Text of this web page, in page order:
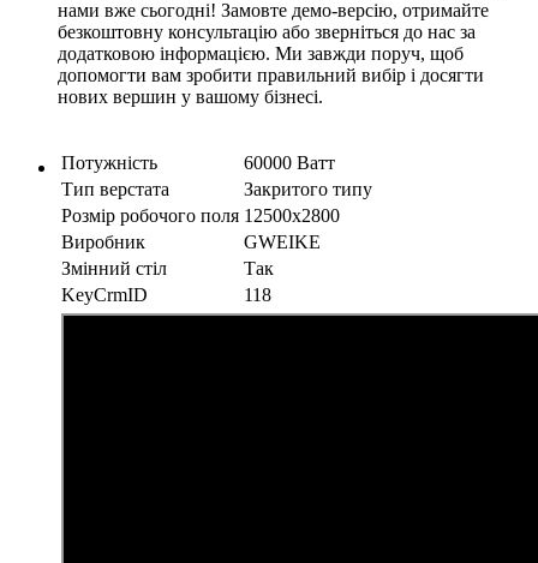
нами вже сьогодні! Замовте демо-версію, отримайте
безкоштовну консультацію або зверніться до нас за
додатковою інформацією. Ми завжди поруч, щоб
допомогти вам зробити правильний вибір і досягти
нових вершин у вашому бізнесі.
Потужність
60000 Ватт
Тип верстата
Закритого типу
Розмір робочого поля 12500x2800
Виробник
GWEIKE
Змінний стіл
Так
KeyCrmID
118